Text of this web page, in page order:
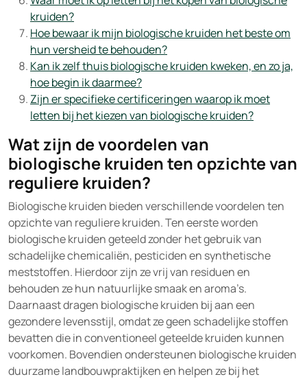
kruiden?
Hoe bewaar ik mijn biologische kruiden het beste om
hun versheid te behouden?
Kan ik zelf thuis biologische kruiden kweken, en zo ja,
hoe begin ik daarmee?
Zijn er specifieke certificeringen waarop ik moet
letten bij het kiezen van biologische kruiden?
Wat zijn de voordelen van
biologische kruiden ten opzichte van
reguliere kruiden?
Biologische kruiden bieden verschillende voordelen ten
opzichte van reguliere kruiden. Ten eerste worden
biologische kruiden geteeld zonder het gebruik van
schadelijke chemicaliën, pesticiden en synthetische
meststoffen. Hierdoor zijn ze vrij van residuen en
behouden ze hun natuurlijke smaak en aroma’s.
Daarnaast dragen biologische kruiden bij aan een
gezondere levensstijl, omdat ze geen schadelijke stoffen
bevatten die in conventioneel geteelde kruiden kunnen
voorkomen. Bovendien ondersteunen biologische kruiden
duurzame landbouwpraktijken en helpen ze bij het